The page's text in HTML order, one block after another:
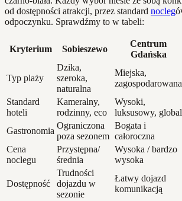
od dostępności atrakcji, przez standard nocleg
odpoczynku. Sprawdźmy to w tabeli:
Kryterium Sobieszewo
Centrum
Gdańska
Typ plaży
Dzika,
szeroka,
naturalna
Miejska,
zagospodarowana
Standard
hoteli
Kameralny,
rodzinny, eco
Wysoki,
luksusowy, global
Gastronomia
Ograniczona
poza sezonem
Bogata i
całoroczna
Cena
noclegu
Przystępna/
średnia
Wysoka / bardzo
wysoka
Dostępność
Trudności
dojazdu w
sezonie
Łatwy dojazd
komunikacją